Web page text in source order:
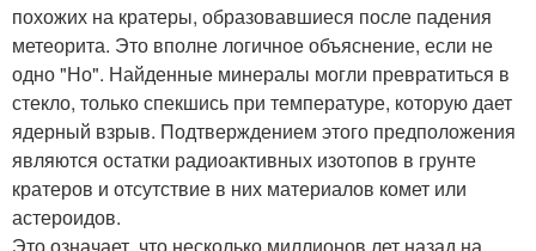
похожих на кратеры, образовавшиеся после падения
метеорита. Это вполне логичное объяснение, если не
одно "Но". Найденные минералы могли превратиться в
стекло, только спекшись при температуре, которую дает
ядерный взрыв. Подтверждением этого предположения
являются остатки радиоактивных изотопов в грунте
кратеров и отсутствие в них материалов комет или
астероидов.